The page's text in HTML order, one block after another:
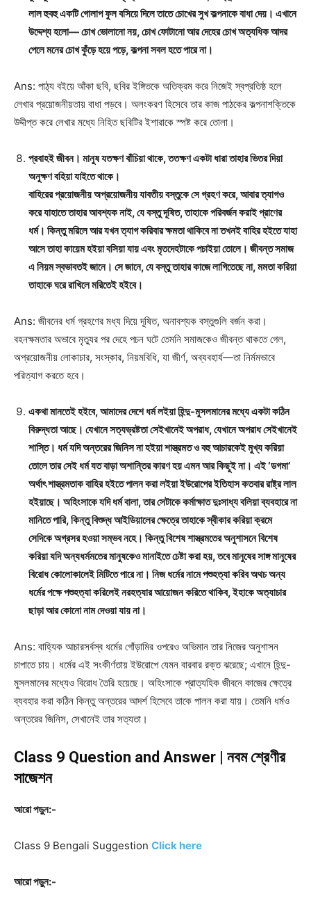
লাল হুবহু একটি গোলাপ ফুল বসিয়ে দিলে তাতে চোখের সুখ কল্পনাকে বাধা দেয়। এখানে
উদ্দেশ্য হলো— চোখ ভোলানো নয়, চোখ ফোটানো আর দেহের চোখ অত্যধিক আদর
পেলে মনের চোখ কুঁড়ে হয়ে পড়ে, কল্পনা সবল হতে পারে না।
Ans: পাঠ্য বইয়ে আঁকা ছবি, ছবির ইঙ্গিতকে অতিক্রম করে নিজেই স্বপ্রতিষ্ঠ হলে
লেখার প্রয়োজনীয়তায় বাধা পড়বে। অলংকরণ হিসেবে তার কাজ পাঠকের কল্পনাশক্তিকে
উদ্দীপ্ত করে লেখার মধ্যে নিহিত ছবিটির ইশারাকে স্পষ্ট করে তোলা।
প্রবাহই জীবন। মানুষ যতক্ষণ বাঁচিয়া থাকে, ততক্ষণ একটা ধারা তাহার ভিতর দিয়া
অনুক্ষণ বহিয়া যাইতে থাকে।
বাহিরের প্রয়োজনীয় অপ্রয়োজনীয় যাবতীয় বস্তুকে সে গ্রহণ করে, আবার ত্যাগও
করে যাহাতে তাহার আবশ্যক নাই, যে বস্তু দূষিত, তাহাকে পরিবর্জন করাই প্রাণের
ধর্ম। কিন্তু মরিলে আর যখন ত্যাগ করিবার ক্ষমতা থাকিবে না তখনই বাহির হইতে যাহা
আসে তাহা কায়েম হইয়া বসিয়া যায় এবং মৃতদেহটাকে পচাইয়া তোলে। জীবন্ত সমাজ
এ নিয়ম স্বভাবতই জানে। সে জানে, যে বস্তু তাহার কাজে লাগিতেছে না, মমতা করিয়া
তাহাকে ঘরে রাখিলে মরিতেই হইবে।
Ans: জীবনের ধর্ম গ্রহণের মধ্য দিয়ে দূষিত, অনাবশ্যক বস্তুগুলি বর্জন করা।
বহনক্ষমতার অভাবে মৃত্যুর পর দেহে পচন ঘটে তেমনি সমাজকেও জীবন্ত থাকতে গেল,
অপ্রয়োজনীয় লোকাচার, সংস্কার, নিয়মবিধি, যা জীর্ণ, অব্যবহার্য—তা নির্মমভাবে
পরিত্যাগ করতে হবে।
একথা মানতেই হইবে, আমাদের দেশে ধর্ম লইয়া হিন্দু-মুসলমানের মধ্যে একটা কঠিন
বিরুদ্ধতা আছে। যেখানে সত্যভ্রষ্টতা সেইখানেই অপরাধ, যেখানে অপরাধ সেইখানেই
শাস্তি। ধর্ম যদি অন্তরের জিনিস না হইয়া শাস্ত্রমত ও বহু আচারকেই মুখ্য করিয়া
তোলে তার সেই ধর্ম যত বাড়া অশান্তির কারণ হয় এমন আর কিছুই না। এই ‘ডগমা’
অর্থাৎ শাস্ত্রমতাক বাহির হইতে পালন করা লইয়া ইউরোপের ইতিহাস কতবার রাষ্ট্র লাল
হইয়াছে। অহিংসাকে যদি ধর্ম বালা, তার সেটাকে কর্মাক্ষাত দুঃসাধ্য বলিয়া ব্যবহারে না
মানিতে পারি, কিন্তু বিশুদ্ধ আইডিয়ালের ক্ষেত্রে তাহাকে স্বীকার করিয়া ক্রমে
সেদিকে অগ্রসর হওয়া সম্ভব নহে। কিন্তু বিশেষ শাস্ত্রমতের অনুশাসনে বিশেষ
করিয়া যদি অন্যধর্মমতের মানুষকেও মানাইতে চেষ্টা করা হয়, তবে মানুষের সাঙ্গ মানুষের
বিরোধ কোলোকালেই মিটিতে পারে না। নিজ ধর্মের নামে পশুহত্যা করিব অথচ অন্য
ধর্মের পক্ষে পশুহত্যা করিলেই নরহত্যার আয়োজন করিতে থাকিব, ইহাকে অত্যাচার
ছাড়া আর কোনো নাম দেওয়া যায় না।
Ans: বাহ্যিক আচারসর্বস্ব ধর্মের গোঁড়ামির ওপরেও অভিমান তার নিজের অনুশাসন
চাপাতে চায়। ধর্মের এই সংকীর্ণতায় ইউরোপে যেমন বারবার রক্ত ঝরেছে; এখানে হিন্দু-
মুসলমানের মধ্যেও বিরোধ তৈরি হয়েছে। অহিংসাকে প্রাত্যহিক জীবনে কাজের ক্ষেত্রে
ব্যবহার করা কঠিন কিন্তু অন্তরের আদর্শ হিসেবে তাকে পালন করা যায়। তেমনি ধর্মও
অন্তরের জিনিস, সেখানেই তার সত্যতা।
Class 9 Question and Answer | নবম শ্রেণীর
সাজেশন
আরো পড়ুন:-
Class 9 Bengali Suggestion Click here
আরো পড়ুন:-